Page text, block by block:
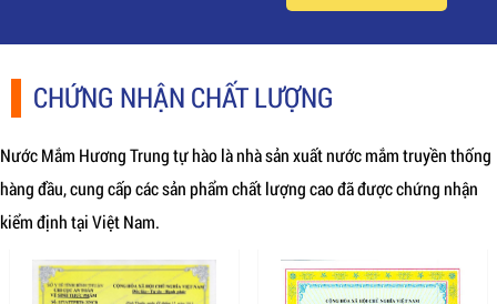
CHỨNG NHẬN CHẤT LƯỢNG
Nước Mắm Hương Trung tự hào là nhà sản xuất nước mắm truyền thống
hàng đầu, cung cấp các sản phẩm chất lượng cao đã được chứng nhận
kiểm định tại Việt Nam.